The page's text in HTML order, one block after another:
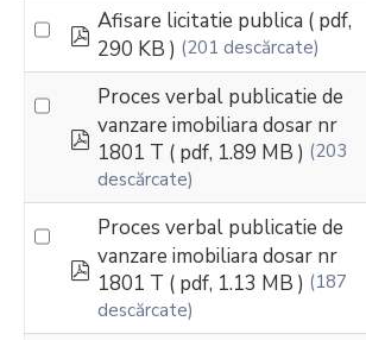
pdf
Afisare licitatie publica ( pdf,
290 KB ) (201 descărcate)
pdf
Proces verbal publicatie de
vanzare imobiliara dosar nr
1801 T ( pdf, 1.89 MB ) (203
descărcate)
pdf
Proces verbal publicatie de
vanzare imobiliara dosar nr
1801 T ( pdf, 1.13 MB ) (187
descărcate)